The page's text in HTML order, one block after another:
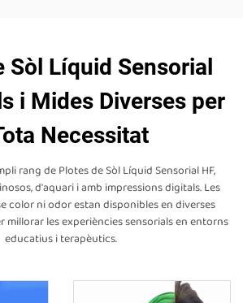
Sòl Líquid Sensorial
i Mides Diverses per
Necessitat
rang de Plotes de Sòl Líquid Sensorial HF,
d'aquari i amb impressions digitals. Les
color ni odor estan disponibles en diverses
millorar les experiències sensorials en entorns
educatius i terapèutics.